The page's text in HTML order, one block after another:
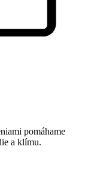
pomáhame
a klímu.